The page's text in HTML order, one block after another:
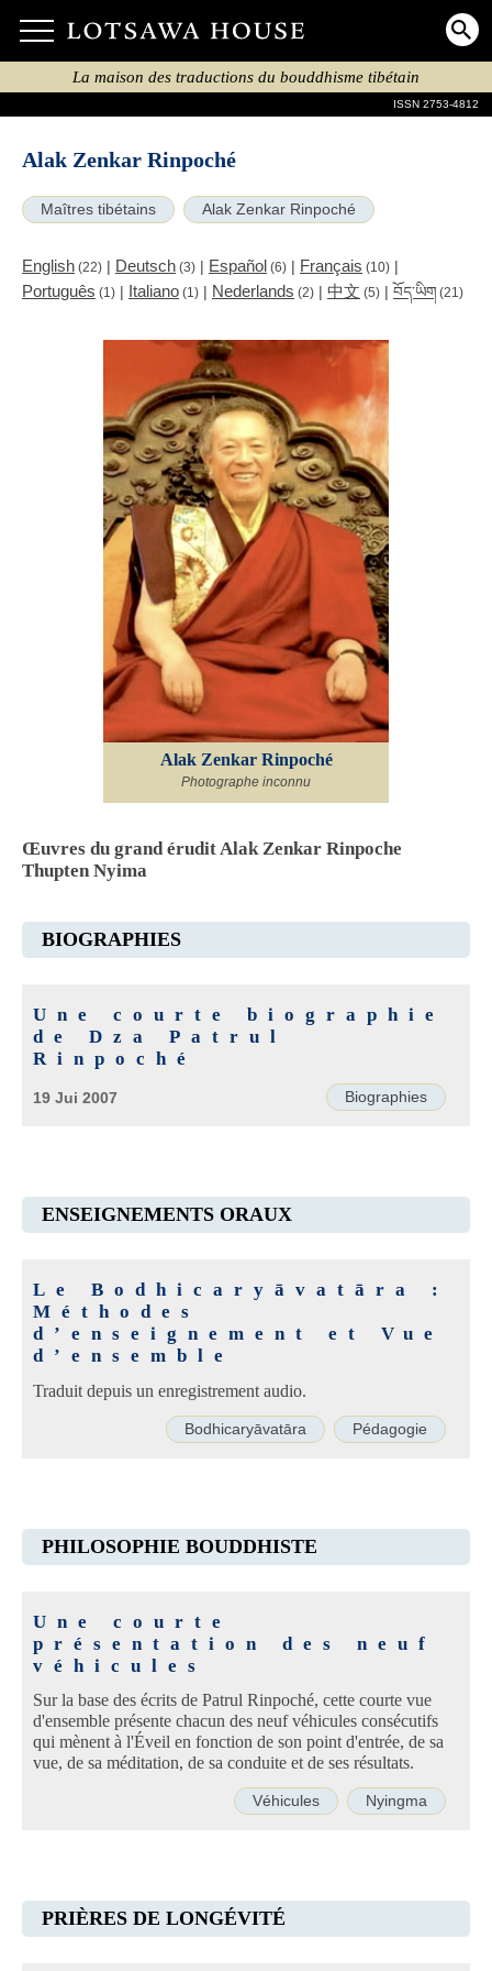
La maison des traductions du bouddhisme tibétain
ISSN 2753-4812
Alak Zenkar Rinpoché
Maîtres tibétains Alak Zenkar Rinpoché
English (22) | Deutsch (3) | Español (6) | Français (10) |
Português (1) | Italiano (1) | Nederlands (2) | 中文 (5) | བོད་ཡིག (21)
Alak Zenkar Rinpoché
Photographe inconnu
Œuvres du grand érudit Alak Zenkar Rinpoche
Thupten Nyima
BIOGRAPHIES
Une courte biographie
de Dza Patrul
Rinpoché
Biographies
19 Jui 2007
ENSEIGNEMENTS ORAUX
Le Bodhicaryāvatāra :
Méthodes
d’enseignement et Vue
d’ensemble
Traduit depuis un enregistrement audio.
Bodhicaryāvatāra Pédagogie
PHILOSOPHIE BOUDDHISTE
Une courte
présentation des neuf
véhicules
Sur la base des écrits de Patrul Rinpoché, cette courte vue
d'ensemble présente chacun des neuf véhicules consécutifs
qui mènent à l'Éveil en fonction de son point d'entrée, de sa
vue, de sa méditation, de sa conduite et de ses résultats.
Véhicules Nyingma
PRIÈRES DE LONGÉVITÉ